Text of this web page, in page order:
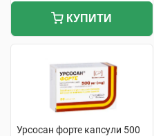
КУПИТИ
Урсосан форте капсули 500